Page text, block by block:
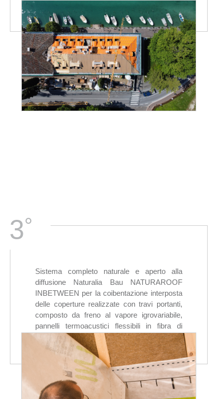
membrana impermeabilizzante sottotegola.
3°
Sistema completo naturale e aperto alla
diffusione Naturalia Bau NATURAROOF
INBETWEEN per la coibentazione interposta
delle coperture realizzate con travi portanti,
composto da freno al vapore igrovariabile,
pannelli termoacustici flessibili in fibra di
legno rispondenti ai requisiti CAM, pannello
sottotegola e membrana impermeabilizzante
sottotegola.